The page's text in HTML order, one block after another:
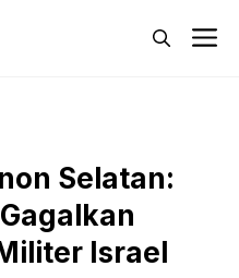
Selatan:
Israel